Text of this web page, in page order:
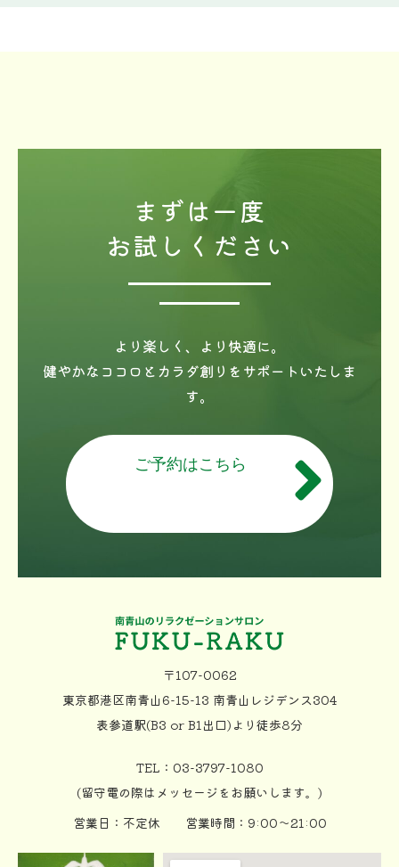
まずは一度
お試しください
より楽しく、より快適に。
健やかなココロとカラダ創りをサポートいたしま
す。
ご予約はこちら
〒107-0062
東京都港区南青山6-15-13 南青山レジデンス304
表参道駅(B3 or B1出口)より徒歩8分
TEL：03-3797-1080
(留守電の際はメッセージをお願いします。)
営業日：不定休 営業時間：9:00〜21:00